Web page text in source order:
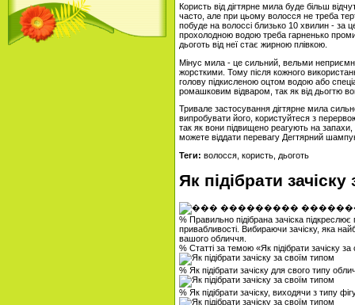
Користь від дігтярне мила буде більш
часто, але при цьому волосся не треба
побуде на волоссі близько 10 хвилин - за
прохолодною водою треба гарненько
дьоготь від неї стає жирною плівкою.
Мінус мила - це сильний, вельми
жорсткими. Тому після кожного
голову підкисленою оцтом водою або
ромашковим відваром, так як від дьогтю
Тривале застосування дігтярне мила
випробувати його, користуйтеся з
так як вони підвищено реагують на
можете віддати перевагу Дегтярний
Теги: волосся, користь, дьоготь
Як підібрати
% Правильно підібрана зачіска
привабливості. Вибираючи зачіску, яка
вашого обличчя.
% Статті за темою «Як підібрати зачіску
% Як підібрати зачіску для свого типу
% Як підібрати зачіску, виходячи з типу